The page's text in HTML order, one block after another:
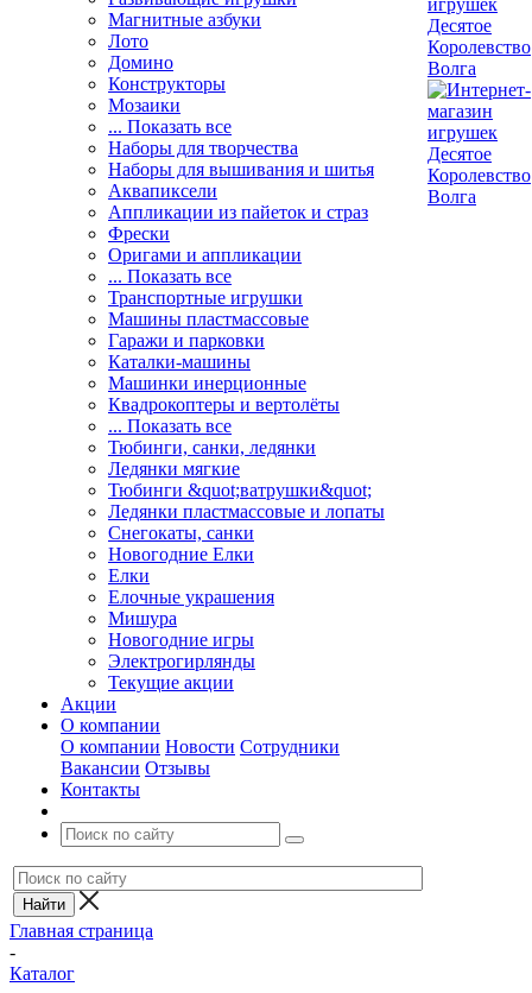
Магнитные азбуки
Лото
Домино
Конструкторы
Мозаики
... Показать все
Наборы для творчества
Наборы для вышивания и шитья
Аквапиксели
Аппликации из пайеток и страз
Фрески
Оригами и аппликации
... Показать все
Транспортные игрушки
Машины пластмассовые
Гаражи и парковки
Каталки-машины
Машинки инерционные
Квадрокоптеры и вертолёты
... Показать все
Тюбинги, санки, ледянки
Ледянки мягкие
Тюбинги &quot;ватрушки&quot;
Ледянки пластмассовые и лопаты
Снегокаты, санки
Новогодние Елки
Елки
Елочные украшения
Мишура
Новогодние игры
Электрогирлянды
Текущие акции
Акции
О компании
О компании Новости Сотрудники
Вакансии Отзывы
Контакты
Главная страница
-
Каталог